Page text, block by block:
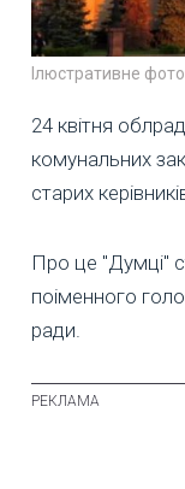
Ілюстративне фото
24 квітня
комунальних
старих
Про це "Думці"
поіменного
ради.